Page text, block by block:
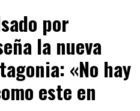
AUTÉNTICO
por
la nueva
«No hay
este en